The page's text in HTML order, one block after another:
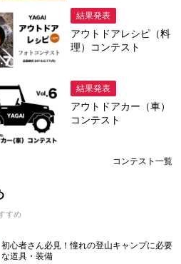
結果発表
アウトドアレシピ（料
理）コンテスト
結果発表
アウトドアカー（車）
コンテスト
コンテスト一覧
すめ
初心者さん必見！憧れの登山キャンプに必要
な道具・装備